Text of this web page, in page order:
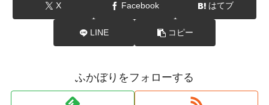
X Facebook はてブ
LINE コピー
ふかぼりをフォローする